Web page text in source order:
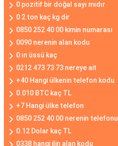
0 pozitif bir doğal sayı mıdır
0 2 ton kaç kg dir
0850 252 40 00 kimin numarası
0090 nerenin alan kodu
0 ın üssü kaç
0212 473 73 73 nereye ait
+40 Hangi ülkenin telefon kodu
0.010 BTC kaç TL
+7 Hangi ülke telefon
0850 252 40 00 nerenin telefonu
0.12 Dolar kaç TL
0338 hangi ilin alan kodu